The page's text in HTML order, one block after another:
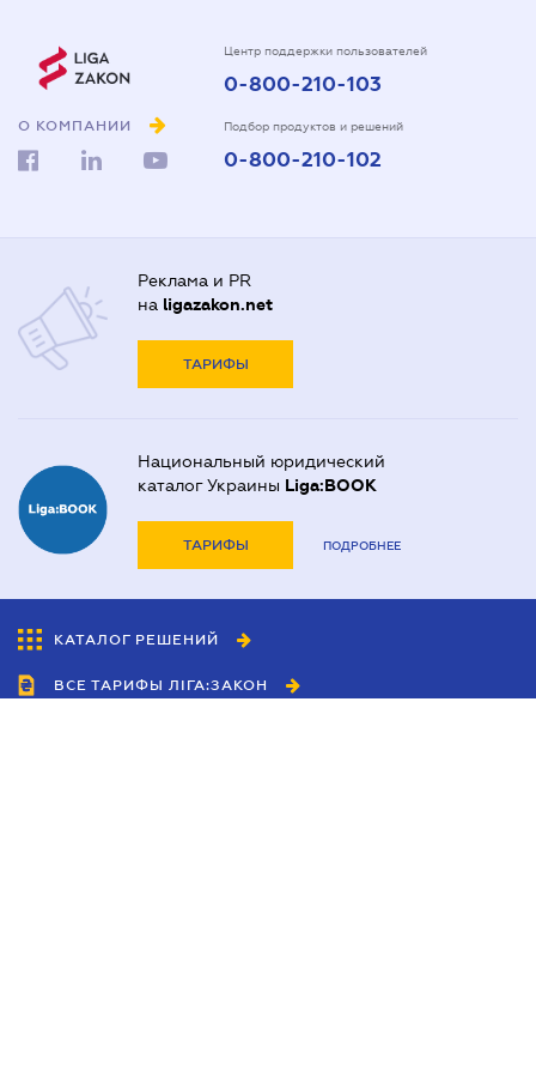
О КОМПАНИИ
Центр поддержки пользователей
0-800-210-103
Подбор продуктов и решений
0-800-210-102
Реклама и PR
на ligazakon.net
ТАРИФЫ
Национальный юридический
каталог Украины Liga:BOOK
ТАРИФЫ ПОДРОБНЕЕ
КАТАЛОГ РЕШЕНИЙ
ВСЕ ТАРИФЫ ЛІГА:ЗАКОН